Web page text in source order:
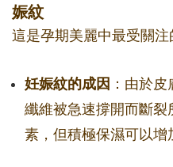
娠紋
這是孕期美麗中最受關注
妊娠紋的成因 ：由於
纖維被急速撐開而斷裂
素，但積極保濕可以增